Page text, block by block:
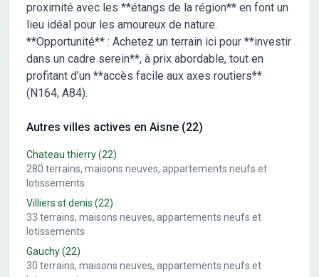
proximité avec les **étangs de la région** en font un
lieu idéal pour les amoureux de nature.
**Opportunité** : Achetez un terrain ici pour **investir
dans un cadre serein**, à prix abordable, tout en
profitant d’un **accès facile aux axes routiers**
(N164, A84).
Autres villes actives en Aisne (22)
Chateau thierry(22)
280 terrains, maisons neuves, appartements neufs et
lotissements
Villiers st denis (22)
33 terrains, maisons neuves, appartements neufs et
lotissements
Gauchy(22)
30 terrains, maisons neuves, appartements neufs et